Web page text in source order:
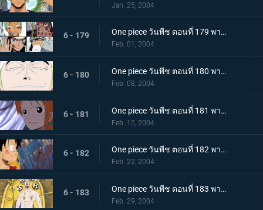
Jan. 25, 2004
6 - 179 One piece วันพีช ตอนที่ 179 พากย์ไทย โบราณสถานถล่ม! ควินเต็ทแห่งฟินาเร่!!
Feb. 01, 2004
6 - 180 One piece วันพีช ตอนที่ 180 พากย์ไทย ศึกตัดสินที่โบราณสถาน! เป้าหมายของก็อดเอเนล?
Feb. 08, 2004
6 - 181 One piece วันพีช ตอนที่ 181 พากย์ไทย ความทะเยอทะยานสู่แฟร์รี่วาซ! เรืออาร์คแม็กซิม!
Feb. 15, 2004
6 - 182 One piece วันพีช ตอนที่ 182 พากย์ไทย เปิดฉากปะทะเดือด! โจรสลัดลูฟี่ ปะทะ ก๊อดเอเนล?
Feb. 22, 2004
6 - 183 One piece วันพีช ตอนที่ 183 พากย์ไทย แม็กซิมลอยตัว! เดสแปร์เริ่มเคลื่อนไหว!!
Feb. 29, 2004